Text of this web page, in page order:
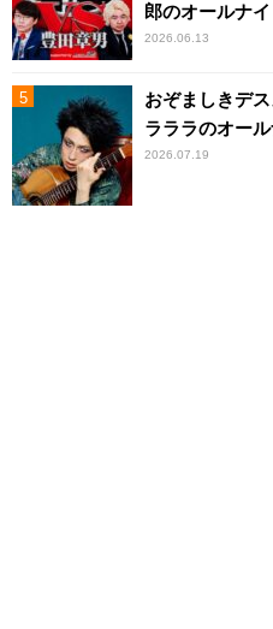
郎のオールナ
2026.06.13
おぞましきデ
ラララのオー
2026.07.19